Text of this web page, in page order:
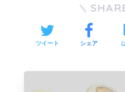
ツイート シェア